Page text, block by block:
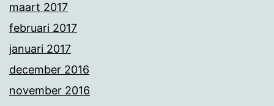
maart 2017
februari 2017
januari 2017
december 2016
november 2016